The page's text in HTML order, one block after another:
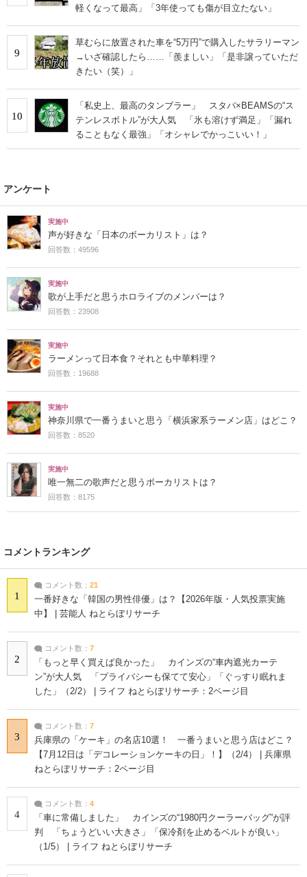
軽くなって最高」「3年使っても傷が目立たない」
9
草むらに放置された車を“5万円”で購入したサラリーマン
→いざ確認したら……「羨ましい」「是非譲っていただ
きたい（笑）」
10
「私史上、最高のタンブラー」 スタバ×BEAMSの“ス
テンレスボトル”が大人気 「氷も溶けず満足」「漏れ
ることもなく最強」「オシャレでかっこいい！」
アンケート
実施中
声が好きな「日本のボーカリスト」は？
回答数：49596
実施中
歌が上手だと思うホロライブのメンバーは？
回答数：23908
実施中
ラーメンって日本食？それとも中華料理？
回答数：19688
実施中
神奈川県で一番うまいと思う「横浜家系ラーメン店」はどこ？
回答数：8520
実施中
唯一無二の歌声だと思うボーカリストは？
回答数：8175
コメントランキング
1
コメント数： 21
一番好きな「韓国の男性俳優」は？【2026年版・人気投票実施
中】 | 芸能人 ねとらぼリサーチ
2
コメント数： 7
「もっと早く買えば良かった」 カインズの“車内遮光カーテ
ン”が大人気 「プライバシーも保てて安心」「ぐっすり眠れま
した」（2/2） | ライフ ねとらぼリサーチ：2ページ目
3
コメント数： 7
兵庫県の「ケーキ」の名店10選！ 一番うまいと思う店はどこ？
【7月12日は「デコレーションケーキの日」！】（2/4） | 兵庫県
ねとらぼリサーチ：2ページ目
4
コメント数： 4
「車に常備しました」 カインズの“1980円クーラーバッグ”が評
判 「ちょうどいい大きさ」「保冷剤を止めるベルトが良い」
（1/5） | ライフ ねとらぼリサーチ